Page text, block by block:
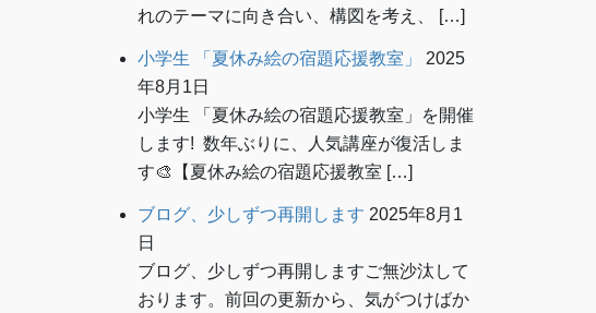
れのテーマに向き合い、構図を考え、 […]
小学生 「夏休み絵の宿題応援教室」
2025
年8月1日
小学生 「夏休み絵の宿題応援教室」を開催
します! 数年ぶりに、人気講座が復活しま
す🎨【夏休み絵の宿題応援教室 […]
ブログ、少しずつ再開します 2025年8月1
日
ブログ、少しずつ再開しますご無沙汰して
おります。前回の更新から、気がつけばか